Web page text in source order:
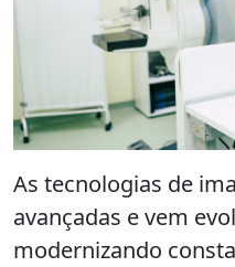
As tecnologias de
avançadas e vem
modernizando